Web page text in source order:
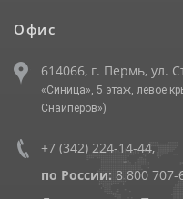
Офис
614066, г. Пермь, ул.
«Синица», 5 этаж, левое
Снайперов»)
+7 (342) 224-14-44,
по России: 8 800 707-